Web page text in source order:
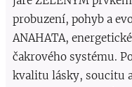
probuzení, pohyb a
ANAHATA,
čakrového systému.
kvalitu lásky, soucitu